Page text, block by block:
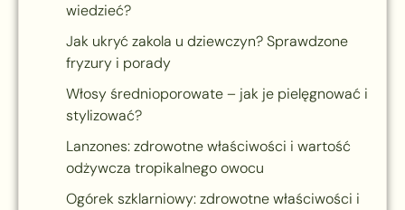
wiedzieć?
Jak ukryć zakola u dziewczyn? Sprawdzone
fryzury i porady
Włosy średnioporowate – jak je pielęgnować i
stylizować?
Lanzones: zdrowotne właściwości i wartość
odżywcza tropikalnego owocu
Ogórek szklarniowy: zdrowotne właściwości i